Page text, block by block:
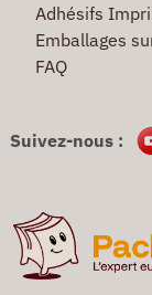
Adhésifs
Emballages
FAQ
Suivez-nous :